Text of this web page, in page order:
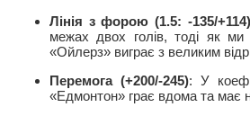
Лінія з форою (1.5: -135/+114)
межах двох голів, тоді як
«Ойлерз» виграє з великим
Перемога (+200/-245): У
«Едмонтон» грає вдома та має